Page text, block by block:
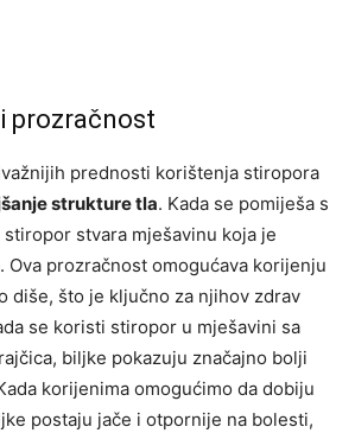
prozračnost
prednosti korištenja stiropora
strukture tla. Kada se pomiješa s
stvara mješavinu koja je
Ova prozračnost omogućava korijenju
diše, što je ključno za njihov zdrav
se koristi stiropor u mješavini sa
biljke pokazuju značajno bolji
korijenima omogućimo da dobiju
postaju jače i otpornije na bolesti,